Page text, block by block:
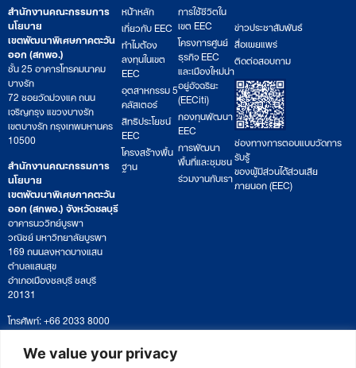
We value your privacy
สำนักงานคณะกรรมการ
นโยบาย
เขตพัฒนาพิเศษภาคตะวัน
ออก (สกพอ.)
ชั้น 25 อาคารโทรคมนาคม
บางรัก
72 ซอยวัดม่วงแค ถนน
เจริญกรุง แขวงบางรัก
เขตบางรัก กรุงเทพมหานคร
10500
สำนักงานคณะกรรมการ
นโยบาย
เขตพัฒนาพิเศษภาคตะวัน
ออก (สกพอ.) จังหวัดชลบุรี
อาคารนววิทย์บูรพา
วณิชย์ มหาวิทยาลัยบูรพา
169 ถนนลงหาดบางแสน
ตำบลแสนสุข
อำเภอเมืองชลบุรี ชลบุรี
20131
โทรศัพท์: +66 2033 8000
เวลาทำการ: จันทร์ – ศุกร์
09:00 – 17:00 น.
ติดตามหนังสือหรือยื่นเอกสาร
หน้าหลัก
เกี่ยวกับ EEC
ทำไมต้อง
ลงทุนในเขต
EEC
อุตสาหกรรม 5
คลัสเตอร์
สิทธิประโยชน์
EEC
โครงสร้างพื้น
ฐาน
การใช้ชีวิตใน
เขต EEC
โครงการศูนย์
ธุรกิจ EEC
และเมืองใหม่น่า
อยู่อัจฉริยะ
(EECiti)
กองทุนพัฒนา
EEC
การพัฒนา
พื้นที่และชุมชน
ร่วมงานกับเรา
ข่าวประชาสัมพันธ์
สื่อเผยแพร่
ติดต่อสอบถาม
ช่องทางการตอบแบบวัดการ
รับรู้
ของผู้มีส่วนได้ส่วนเสีย
ภายนอก (EEC)